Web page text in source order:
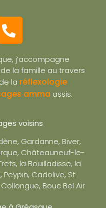
j’accompagne
la famille au travers
la réflexologie
amma assis.
voisins
Gardanne, Biver,
Châteauneuf-le-
la Bouilladisse, la
Cadolive, St
Bouc Bel Air